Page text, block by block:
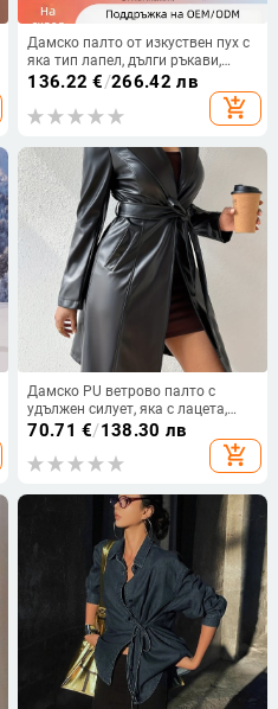
Дамско палто от изкуствен пух с
яка тип лапел, дълги ръкави,
зима 2024
136.22 €/266.42 лв
add_shopping_cart
Дамско PU ветрово палто с
удължен силует, яка с лацета,
дълги ръкави, ежедневен
70.71 €/138.30 лв
add_shopping_cart